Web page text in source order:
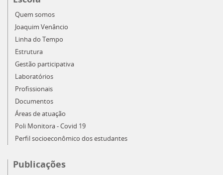
Quem somos
Joaquim Venâncio
Linha do Tempo
Estrutura
Gestão participativa
Laboratórios
Profissionais
Documentos
Áreas de atuação
Poli Monitora - Covid 19
Perfil socioeconômico dos estudantes
Publicações